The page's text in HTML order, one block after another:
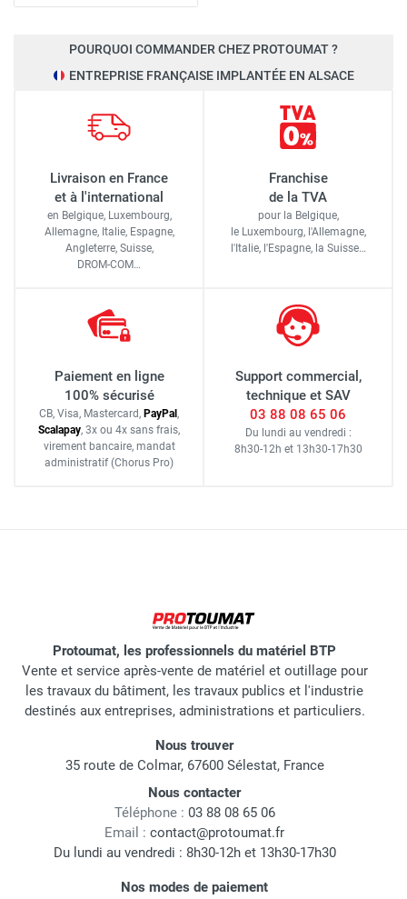
POURQUOI COMMANDER CHEZ PROTOUMAT ?
ENTREPRISE FRANÇAISE IMPLANTÉE EN ALSACE
Livraison en France
et à l'international
en Belgique, Luxembourg,
Allemagne, Italie, Espagne,
Angleterre, Suisse,
DROM-COM…
Franchise
de la TVA
pour la Belgique,
le Luxembourg, l'Allemagne,
l'Italie, l'Espagne, la Suisse…
Paiement en ligne
100% sécurisé
CB, Visa, Mastercard, PayPal,
Scalapay, 3x ou 4x sans frais,
virement bancaire, mandat
administratif (Chorus Pro)
Support commercial,
technique et SAV
03 88 08 65 06
Du lundi au vendredi :
8h30-12h et 13h30-17h30
Protoumat, les professionnels du matériel BTP
Vente et service après-vente de matériel et outillage pour
les travaux du bâtiment, les travaux publics et l'industrie
destinés aux entreprises, administrations et particuliers.
Nous trouver
35 route de Colmar, 67600 Sélestat, France
Nous contacter
Téléphone : 03 88 08 65 06
Email : contact@protoumat.fr
Du lundi au vendredi : 8h30-12h et 13h30-17h30
Nos modes de paiement